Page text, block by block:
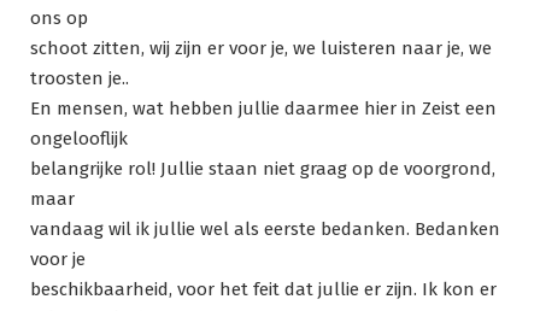
ons op
schoot zitten, wij zijn er voor je, we luisteren naar je, we
troosten je..
En mensen, wat hebben jullie daarmee hier in Zeist een
ongelooflijk
belangrijke rol! Jullie staan niet graag op de voorgrond,
maar
vandaag wil ik jullie wel als eerste bedanken. Bedanken
voor je
beschikbaarheid, voor het feit dat jullie er zijn. Ik kon er